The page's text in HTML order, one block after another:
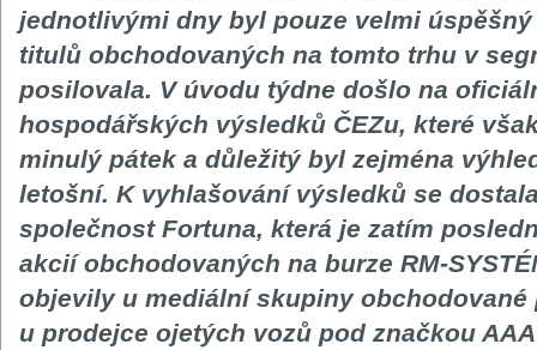
jednotlivými dny byl pouze velmi
titulů obchodovaných na tomto trhu v
posilovala. V úvodu týdne došlo na
hospodářských výsledků ČEZu, které
minulý pátek a důležitý byl zejména
letošní. K vyhlašování výsledků se
společnost Fortuna, která je zatím
akcií obchodovaných na burze RM-
objevily u mediální skupiny obchodované
u prodejce ojetých vozů pod značkou